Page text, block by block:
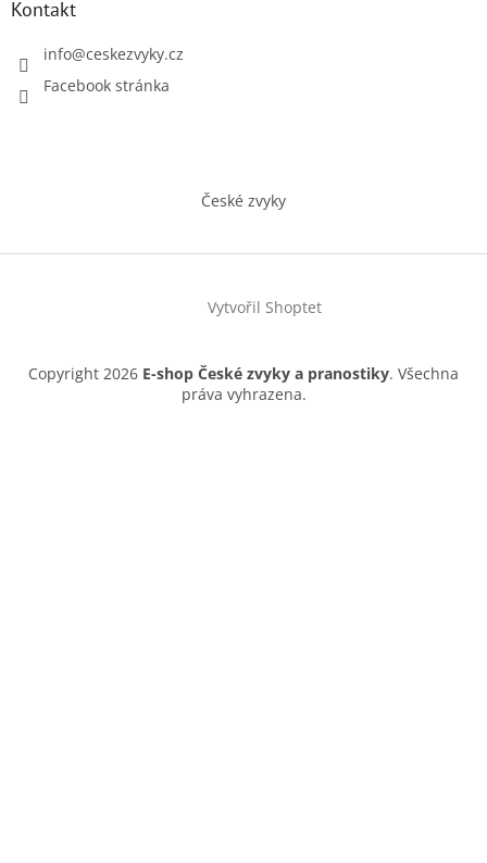
Kontakt
info@ceskezvyky.cz
Facebook stránka
České zvyky
Vytvořil Shoptet
Copyright 2026 E-shop České zvyky a pranostiky. Všechna
práva vyhrazena.